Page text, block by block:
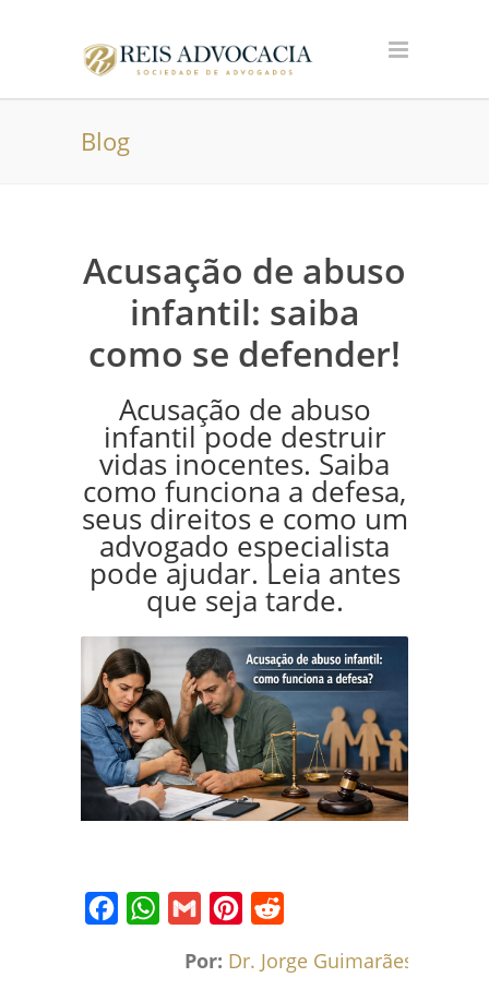
Blog
Acusação de abuso
infantil: saiba
como se defender!
Acusação de abuso
infantil pode destruir
vidas inocentes. Saiba
como funciona a defesa,
seus direitos e como um
advogado especialista
pode ajudar. Leia antes
que seja tarde.
Por: Dr. Jorge Guimarães